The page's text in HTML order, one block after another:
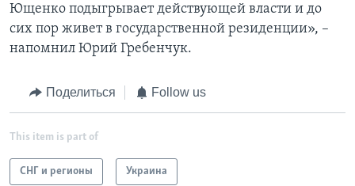
Ющенко подыгрывает действующей власти и до
сих пор живет в государственной резиденции», –
напомнил Юрий Гребенчук.
Поделиться Follow us
This item is part of
СНГ и регионы Украина